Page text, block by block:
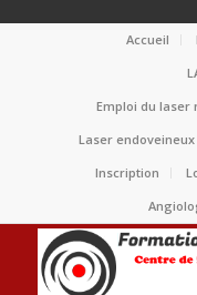
Accueil
Emploi du laser
Laser endoveineux
Inscription